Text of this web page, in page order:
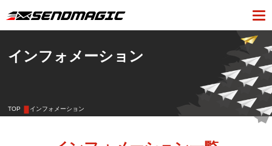
インフォメーション
TOP インフォメーション